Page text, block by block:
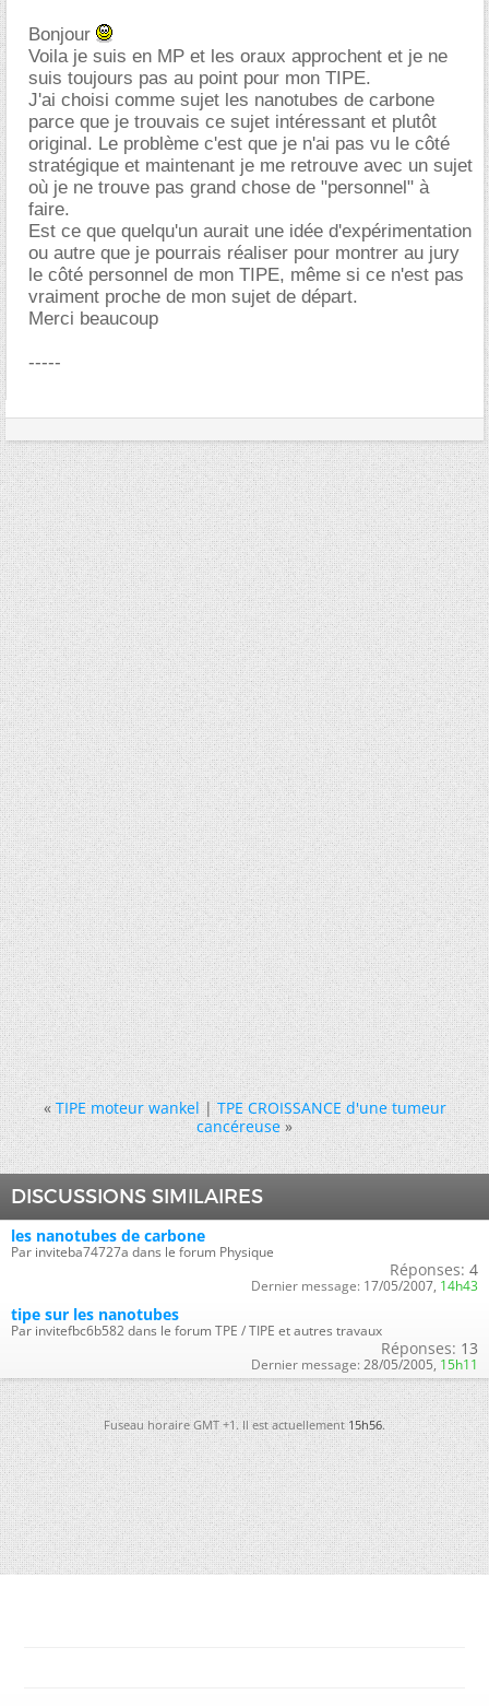
Bonjour
Voila je suis en MP et les oraux approchent et je ne
suis toujours pas au point pour mon TIPE.
J'ai choisi comme sujet les nanotubes de carbone
parce que je trouvais ce sujet intéressant et plutôt
original. Le problème c'est que je n'ai pas vu le côté
stratégique et maintenant je me retrouve avec un sujet
où je ne trouve pas grand chose de "personnel" à
faire.
Est ce que quelqu'un aurait une idée d'expérimentation
ou autre que je pourrais réaliser pour montrer au jury
le côté personnel de mon TIPE, même si ce n'est pas
vraiment proche de mon sujet de départ.
Merci beaucoup
-----
« TIPE moteur wankel|TPE CROISSANCE d'une tumeur
cancéreuse »
DISCUSSIONS SIMILAIRES
les nanotubes de carbone
Par inviteba74727a dans le forum Physique
Réponses: 4
Dernier message: 17/05/2007, 14h43
tipe sur les nanotubes
Par invitefbc6b582 dans le forum TPE / TIPE et autres travaux
Réponses: 13
Dernier message: 28/05/2005, 15h11
Fuseau horaire GMT +1. Il est actuellement15h56.